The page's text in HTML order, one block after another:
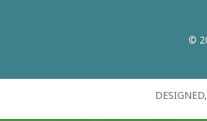
©